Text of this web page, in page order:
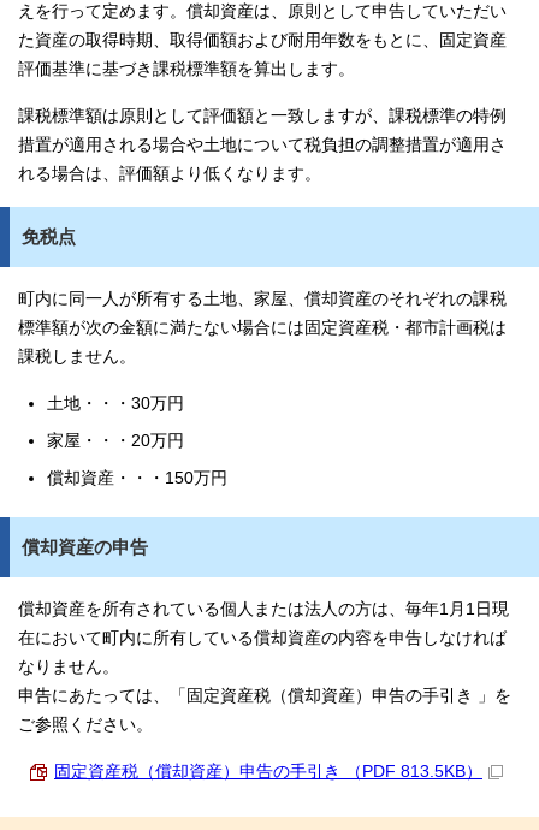
えを行って定めます。償却資産は、原則として申告していただい
た資産の取得時期、取得価額および耐用年数をもとに、固定資産
評価基準に基づき課税標準額を算出します。
課税標準額は原則として評価額と一致しますが、課税標準の特例
措置が適用される場合や土地について税負担の調整措置が適用さ
れる場合は、評価額より低くなります。
免税点
町内に同一人が所有する土地、家屋、償却資産のそれぞれの課税
標準額が次の金額に満たない場合には固定資産税・都市計画税は
課税しません。
土地・・・30万円
家屋・・・20万円
償却資産・・・150万円
償却資産の申告
償却資産を所有されている個人または法人の方は、毎年1月1日現
在において町内に所有している償却資産の内容を申告しなければ
なりません。
申告にあたっては、「固定資産税（償却資産）申告の手引き 」を
ご参照ください。
固定資産税（償却資産）申告の手引き （PDF 813.5KB）